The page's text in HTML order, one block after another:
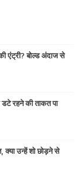
एंट्री? बोल्ड अंदाज से
रहने की ताकत पा
क्या उन्हें शो छोड़ने से